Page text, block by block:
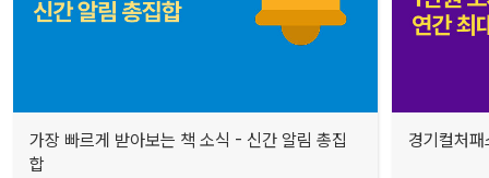
가장 빠르게 받아보는 책 소식 - 신간 알림 총집
합
경기컬처